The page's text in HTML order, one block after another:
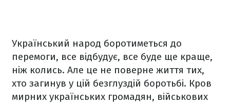
Український народ боротиметься до
перемоги, все відбудує, все буде ще краще,
ніж колись. Але це не поверне життя тих,
хто загинув у цій безглуздій боротьбі. Кров
мирних українських громадян, військових